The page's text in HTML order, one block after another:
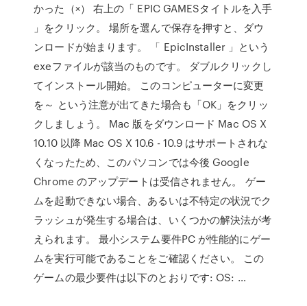
かった（×） 右上の「 EPIC GAMESタイトルを入手
」をクリック。 場所を選んで保存を押すと、ダウ
ンロードが始まります。 「 EpicInstaller 」という
exeファイルが該当のものです。 ダブルクリックし
てインストール開始。 このコンピューターに変更
を～ という注意が出てきた場合も「OK」をクリッ
クしましょう。 Mac 版をダウンロード Mac OS X
10.10 以降 Mac OS X 10.6 - 10.9 はサポートされな
くなったため、このパソコンでは今後 Google
Chrome のアップデートは受信されません。 ゲー
ムを起動できない場合、あるいは不特定の状況でク
ラッシュが発生する場合は、いくつかの解決法が考
えられます。 最小システム要件PC が性能的にゲー
ムを実行可能であることをご確認ください。 この
ゲームの最少要件は以下のとおりです: OS: …